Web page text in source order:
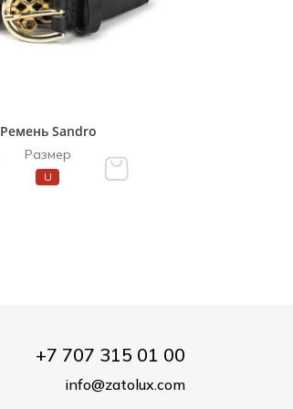
Ремень Sandro
Размер
U
+7 707 315 01 00
info@zatolux.com